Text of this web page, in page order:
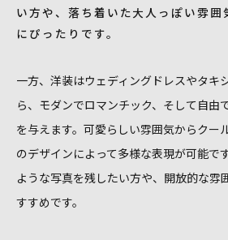
い方や、落ち着いた大人っぽい雰囲
にぴったりです。
一方、洋装はウェディングドレスやタキ
ら、モダンでロマンチック、そして自由
を与えます。可愛らしい雰囲気からクー
のデザインによって多様な表現が可能で
ような写真を残したい方や、開放的な雰
すすめです。